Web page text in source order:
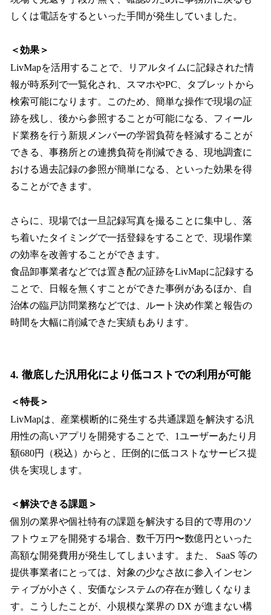
しくは電話をするといった手間が発生していました。
＜効果＞
LivMapを活用することで、リアルタイムに記録された情
報が時系列で一覧化され、スマホやPC、タブレットから
検索可能になります。このため、簡単な操作で現場の証
跡を残し、後から参照することが可能になる、フィール
ド業務を行う新規メンバーの学習負荷を軽減することが
できる、事務所との連携負荷を削減できる、現地調査に
おける過去記録の参照が簡単になる、といった効果を得
ることができます。
さらに、現場では一旦記録写真を撮ることに集中し、落
ち着いたタイミングで一括登録をすることで、現場作業
の効率を改善することができます。
食品卸事業者などでは置き配の証跡をLivMapに記録する
ことで、日報を無くすことができた事例があるほか、自
治体の臨戸訪問業務などでは、ルート決め作業と報告の
時間を大幅に削減できた実績もあります。
4. 徹底した汎用化により低コストでの利用が可能
＜特長＞
LivMapは、産業横断的に発生する共通課題を解決する汎
用性の高いアプリを開発することで、1ユーザーあたり月
額680円（税込）からと、圧倒的に低コストなサービス提
供を実現します。
＜解決できる課題＞
個別の業界や個社特有の課題を解決する目的で専用のソ
フトウェアを開発する場合、数千万円〜数億円といった
高額な開発費用が発生してしまいます。また、 SaaS 等の
提供事業者にとっては、対象の少なさ故に参入インセン
ティブが小さく、安価なシステムの存在が難しくなりま
す。こうしたことが、小規模な業界の DX が進まない構